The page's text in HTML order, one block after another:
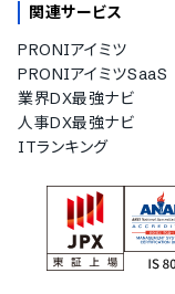
関連サービス
PRONIアイミツ
PRONIアイミツSaaS
業界DX最強ナビ
人事DX最強ナビ
ITランキング